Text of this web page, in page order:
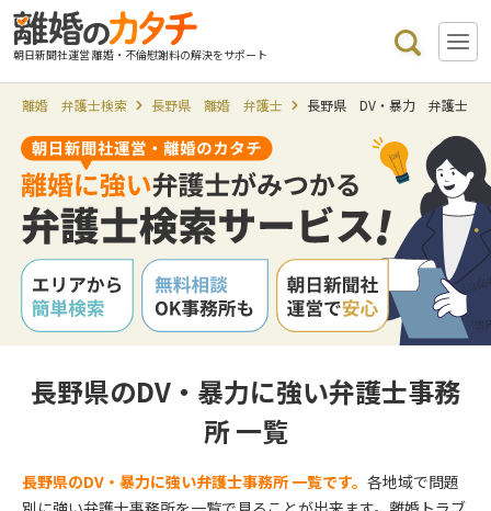
朝日新聞社運営 離婚・不倫慰謝料の解決をサポート
離婚 弁護士検索 長野県 離婚 弁護士 長野県 DV・暴力 弁護士
長野県のDV・暴力に強い弁護士事務
所 一覧
長野県のDV・暴力に強い弁護士事務所 一覧です。各地域で問題